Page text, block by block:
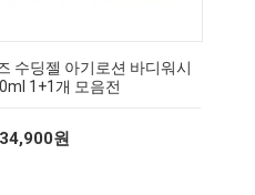
수딩젤 아기로션 바디워시
1+1개 모음전
34,900원